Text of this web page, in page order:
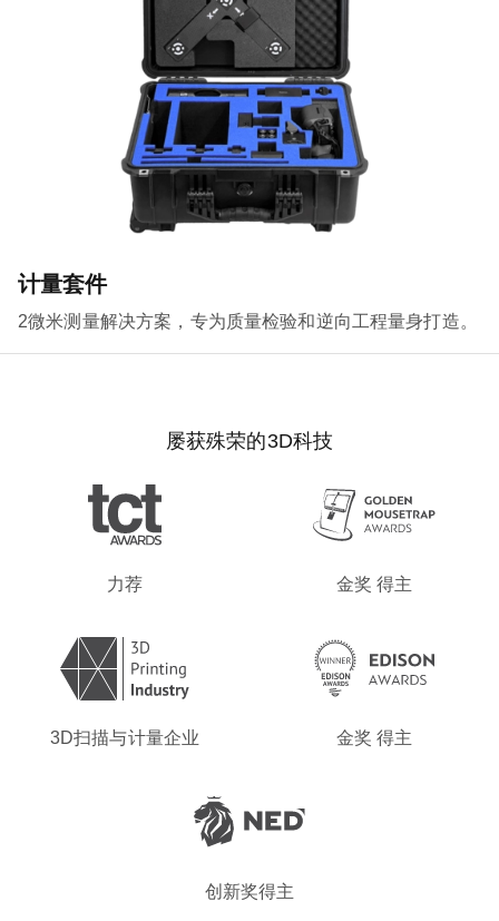
计量套件
2微米测量解决方案，专为质量检验和逆向工程量身打造。
屡获殊荣的3D科技
力荐 金奖 得主
3D扫描与计量企业 金奖 得主
创新奖得主